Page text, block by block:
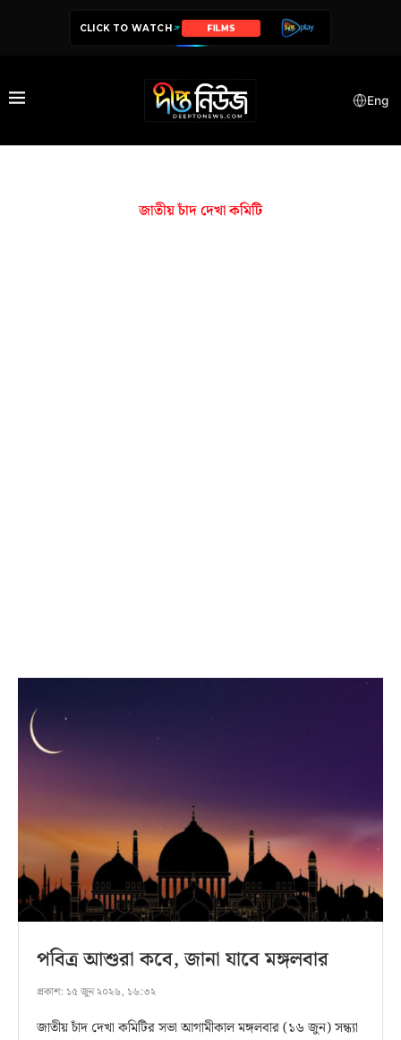
CLICK TO WATCH SERIES
Eng
জাতীয় চাঁদ দেখা কমিটি
পবিত্র আশুরা কবে, জানা যাবে মঙ্গলবার
প্রকাশ: ১৫ জুন ২০২৬, ১৬:৩২
জাতীয় চাঁদ দেখা কমিটির সভা আগামীকাল মঙ্গলবার (১৬ জুন) সন্ধ্যা